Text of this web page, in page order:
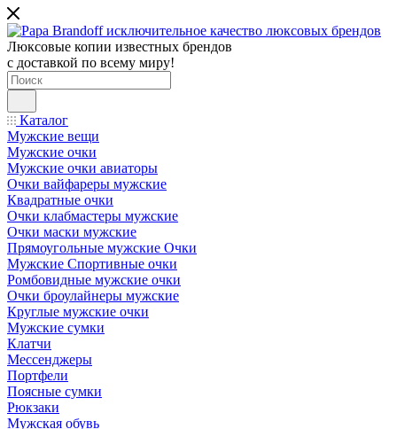
Люксовые копии известных брендов
с доставкой по всему миру!
Каталог
Мужские вещи
Мужские очки
Мужские очки авиаторы
Очки вайфареры мужские
Квадратные очки
Очки клабмастеры мужские
Очки маски мужские
Прямоугольные мужские Очки
Мужские Спортивные очки
Ромбовидные мужские очки
Очки броулайнеры мужские
Круглые мужские очки
Мужские сумки
Клатчи
Мессенджеры
Портфели
Поясные сумки
Рюкзаки
Мужская обувь